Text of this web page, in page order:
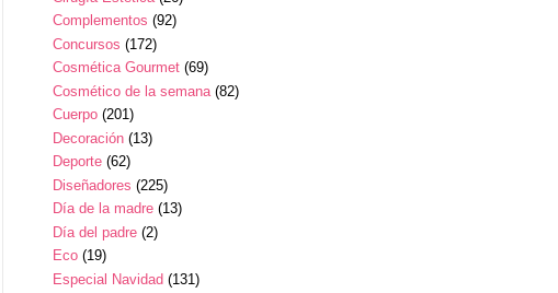
Complementos (92)
Concursos (172)
Cosmética Gourmet (69)
Cosmético de la semana (82)
Cuerpo (201)
Decoración (13)
Deporte (62)
Diseñadores (225)
Día de la madre (13)
Día del padre (2)
Eco (19)
Especial Navidad (131)